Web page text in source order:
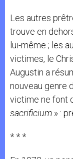
Les autres
trouve en
lui-même ; les
victimes, le
Augustin a
nouveau genre
victime ne font
sacrificium » :
* * *